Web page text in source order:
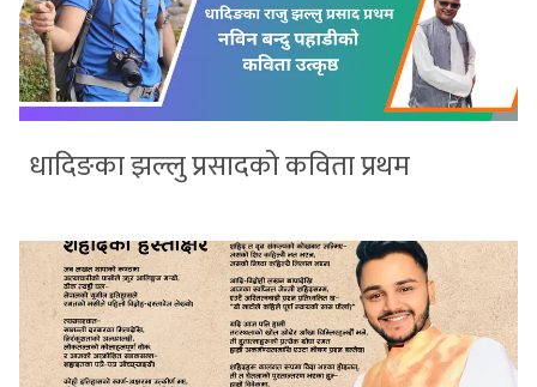
धादिङका झल्लु प्रसादको कविता प्रथम